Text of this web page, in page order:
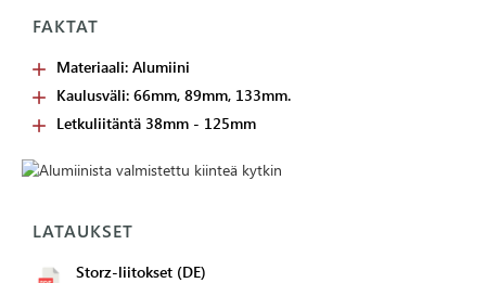
FAKTAT
Materiaali: Alumiini
Kaulusväli: 66mm, 89mm, 133mm.
Letkuliitäntä 38mm - 125mm
LATAUKSET
Storz-liitokset (DE)